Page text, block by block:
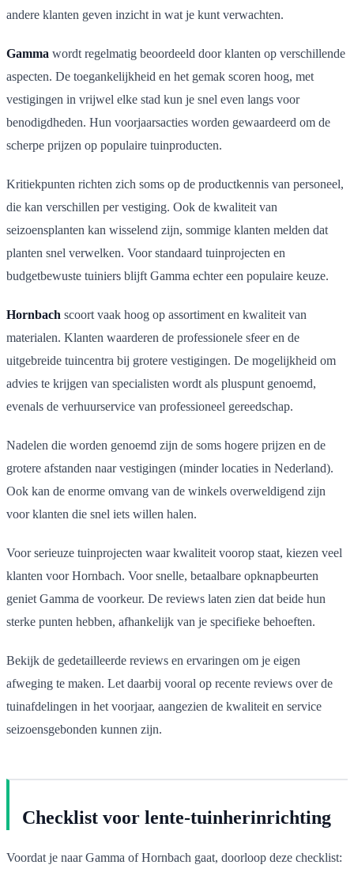
andere klanten geven inzicht in wat je kunt verwachten.
Gamma wordt regelmatig beoordeeld door klanten op verschillende
aspecten. De toegankelijkheid en het gemak scoren hoog, met
vestigingen in vrijwel elke stad kun je snel even langs voor
benodigdheden. Hun voorjaarsacties worden gewaardeerd om de
scherpe prijzen op populaire tuinproducten.
Kritiekpunten richten zich soms op de productkennis van personeel,
die kan verschillen per vestiging. Ook de kwaliteit van
seizoensplanten kan wisselend zijn, sommige klanten melden dat
planten snel verwelken. Voor standaard tuinprojecten en
budgetbewuste tuiniers blijft Gamma echter een populaire keuze.
Hornbach scoort vaak hoog op assortiment en kwaliteit van
materialen. Klanten waarderen de professionele sfeer en de
uitgebreide tuincentra bij grotere vestigingen. De mogelijkheid om
advies te krijgen van specialisten wordt als pluspunt genoemd,
evenals de verhuurservice van professioneel gereedschap.
Nadelen die worden genoemd zijn de soms hogere prijzen en de
grotere afstanden naar vestigingen (minder locaties in Nederland).
Ook kan de enorme omvang van de winkels overweldigend zijn
voor klanten die snel iets willen halen.
Voor serieuze tuinprojecten waar kwaliteit voorop staat, kiezen veel
klanten voor Hornbach. Voor snelle, betaalbare opknapbeurten
geniet Gamma de voorkeur. De reviews laten zien dat beide hun
sterke punten hebben, afhankelijk van je specifieke behoeften.
Bekijk de gedetailleerde reviews en ervaringen om je eigen
afweging te maken. Let daarbij vooral op recente reviews over de
tuinafdelingen in het voorjaar, aangezien de kwaliteit en service
seizoensgebonden kunnen zijn.
Checklist voor lente-tuinherinrichting
Voordat je naar Gamma of Hornbach gaat, doorloop deze checklist: